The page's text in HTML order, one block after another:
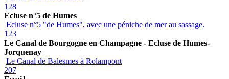
128
Ecluse n°5 de Humes
Ecluse n°5 "de Humes", avec une péniche de mer au sassage.
123
Le Canal de Bourgogne en Champagne - Ecluse de Humes-
Jorquenay
Le Canal de Balesmes à Rolampont
207